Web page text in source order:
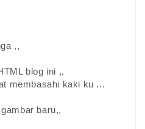
,,
blog ini ,,
membasahi kaki ku ...
baru,,